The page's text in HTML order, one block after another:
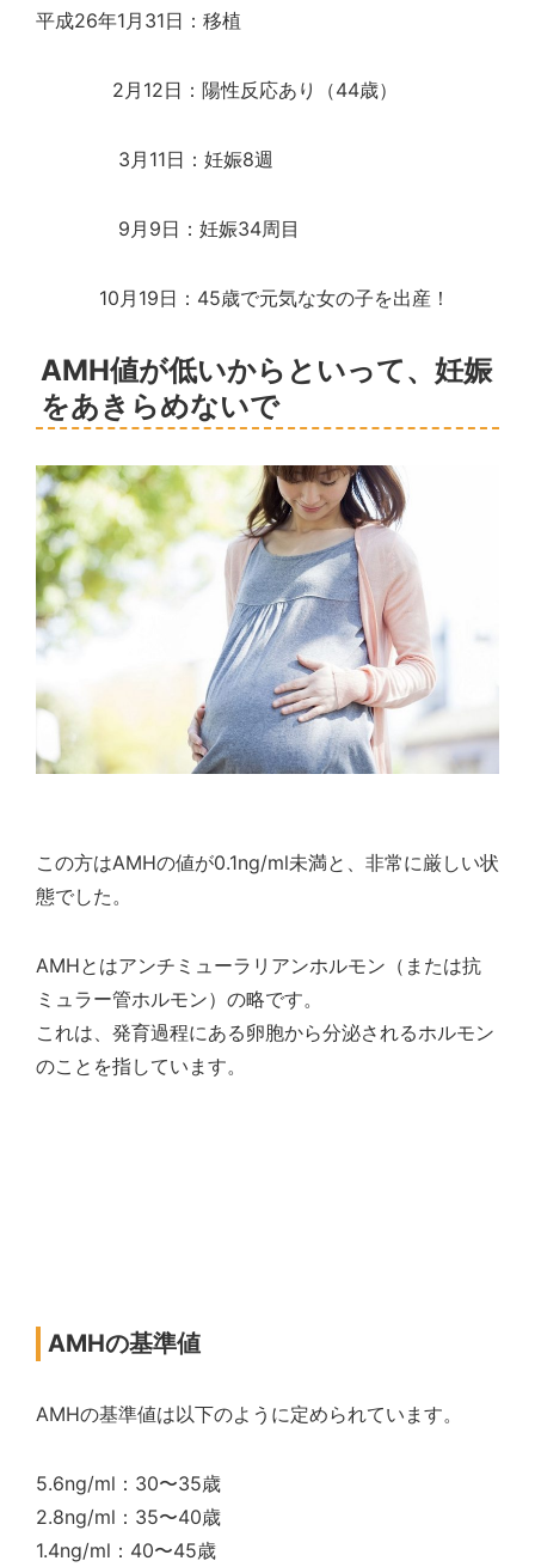
平成26年1月31日：移植
2月12日：陽性反応あり（44歳）
3月11日：妊娠8週
9月9日：妊娠34周目
10月19日：45歳で元気な女の子を出産！
AMH値が低いからといって、妊娠
をあきらめないで
この方はAMHの値が0.1ng/ml未満と、非常に厳しい状
態でした。
AMHとはアンチミューラリアンホルモン（または抗
ミュラー管ホルモン）の略です。
これは、発育過程にある卵胞から分泌されるホルモン
のことを指しています。
AMHの基準値
AMHの基準値は以下のように定められています。
5.6ng/ml：30〜35歳
2.8ng/ml：35〜40歳
1.4ng/ml：40〜45歳